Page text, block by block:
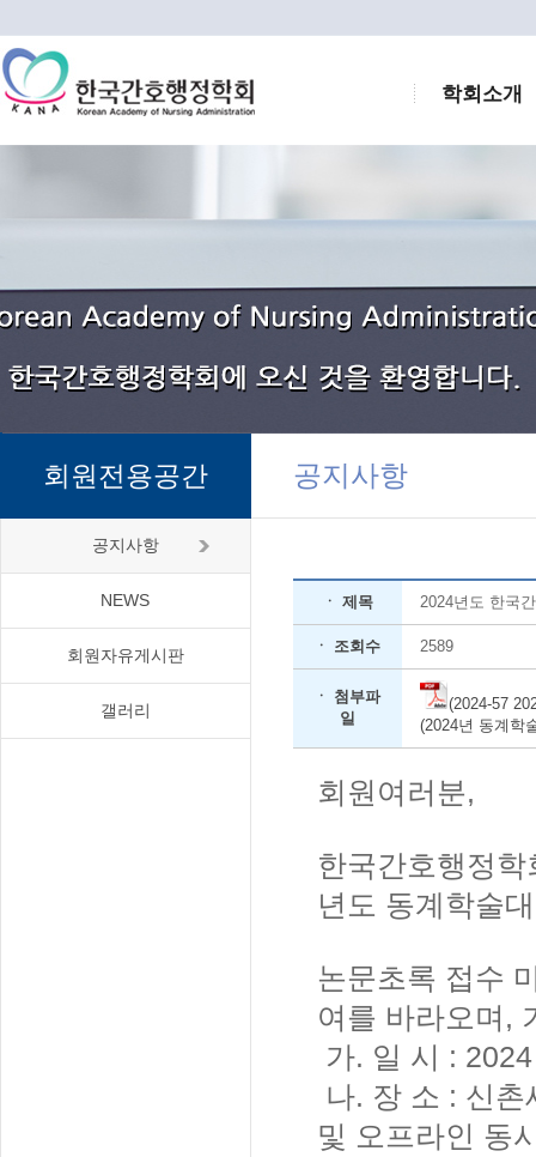
학회소개
회원전용공간
공지사항
NEWS
회원자유게시판
갤러리
공지사항
ㆍ 제목 2024년도 한국
ㆍ 조회수 2589
ㆍ 첨부파
일
(2024-57
(2024년 동계학
회원여러분,
한국간호행정학
년도 동계학술
논문초록 접수
여를 바라오며,
가. 일 시 :
나. 장 소 : 신
및 오프라인 동